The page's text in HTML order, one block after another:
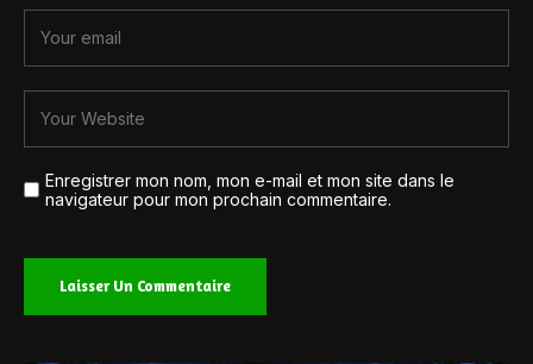
Enregistrer mon nom, mon e-mail et mon site dans le
navigateur pour mon prochain commentaire.